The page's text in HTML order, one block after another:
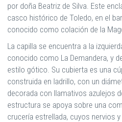
por doña Beatriz de Silva. Este
casco histórico de Toledo, en el
conocido como colación de la
La capilla se encuentra a la
conocido como La Demandera, y
estilo gótico. Su cubierta es una
construida en ladrillo, con un
decorada con llamativos azulejos
estructura se apoya sobre una
crucería estrellada, cuyos nervios